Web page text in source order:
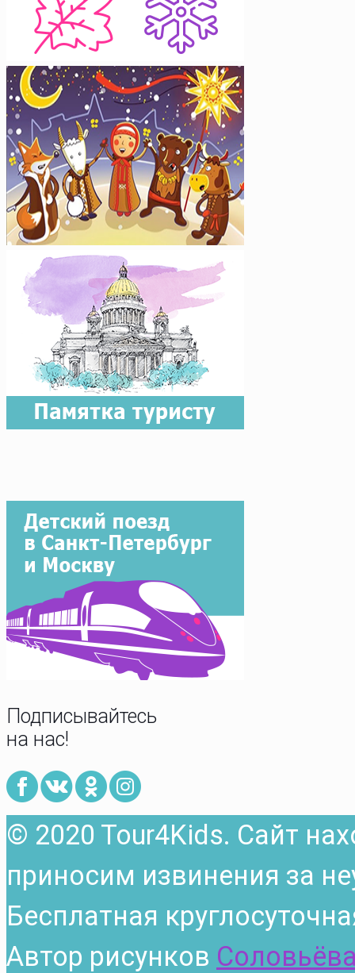
Подписывайтесь
на нас!
© 2020 Tour4Kids. Сайт
приносим извинения за
Бесплатная
Автор рисунков